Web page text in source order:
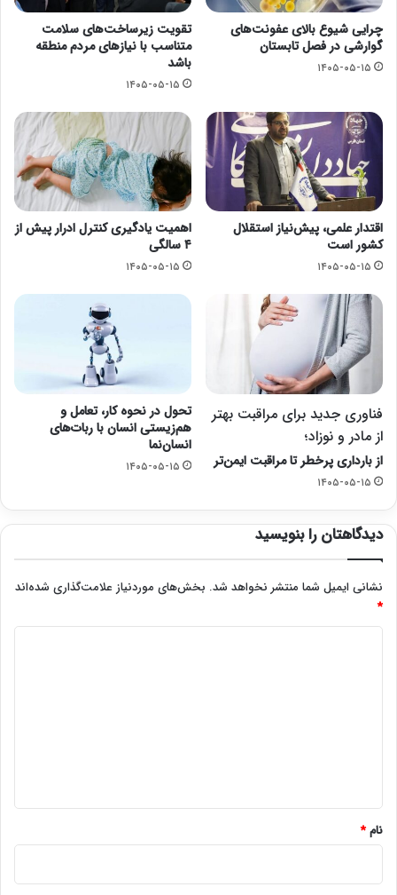
چرایی شیوع بالای عفونت‌های
گوارشی در فصل تابستان
۱۴۰۵-۰۵-۱۵
تقویت زیرساخت‌های سلامت
متناسب با نیازهای مردم منطقه
باشد
۱۴۰۵-۰۵-۱۵
اقتدار علمی، پیش‌نیاز استقلال
کشور است
۱۴۰۵-۰۵-۱۵
اهمیت یادگیری کنترل ادرار پیش از
۴ سالگی
۱۴۰۵-۰۵-۱۵
فناوری جدید برای مراقبت بهتر
از مادر و نوزاد؛
از بارداری پرخطر تا مراقبت ایمن‌تر
۱۴۰۵-۰۵-۱۵
تحول در نحوه کار، تعامل و
هم‌زیستی انسان با ربات‌های
انسان‌نما
۱۴۰۵-۰۵-۱۵
دیدگاهتان را بنویسید
نشانی ایمیل شما منتشر نخواهد شد. بخش‌های موردنیاز علامت‌گذاری شده‌اند
*
نام*